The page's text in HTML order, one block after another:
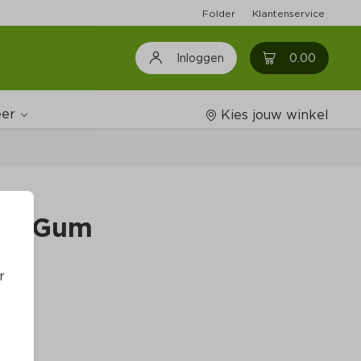
Folder Klantenservice
Inloggen 0.00 0
Kies jouw winkel
Gum